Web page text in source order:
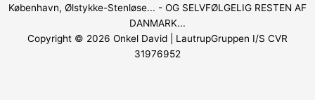
København, Ølstykke-Stenløse... - OG SELVFØLGELIG RESTEN AF
DANMARK...
Copyright © 2026 Onkel David | LautrupGruppen I/S CVR
31976952